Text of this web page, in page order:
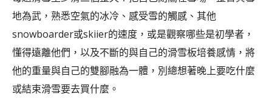
地為武，熟悉空氣的冰冷、感受雪的觸感、其他
snowboarder或skiier的速度，或是觀察哪些是初學者，
懂得遠離他們，以及不斷的與自己的滑雪板培養感情，將
他的重量與自己的雙腳融為一體，別總想著晚上要吃什麼
或結束滑雪要去買什麼。